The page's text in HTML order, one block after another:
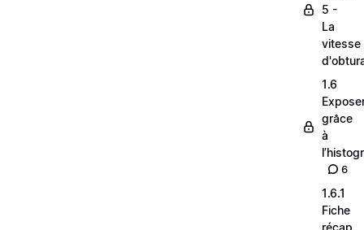
5 -
La
vitesse
1.6
grâce
à
6
1.6.1
Fiche
récap